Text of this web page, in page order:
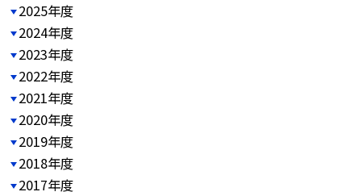
2025年度
2024年度
2023年度
2022年度
2021年度
2020年度
2019年度
2018年度
2017年度